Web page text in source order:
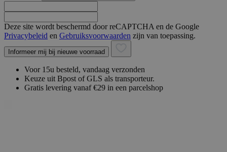
Deze site wordt beschermd door reCAPTCHA en de Google
Privacybeleid en Gebruiksvoorwaarden zijn van toepassing.
Informeer mij bij nieuwe voorraad
Voor 15u besteld, vandaag verzonden
Keuze uit Bpost of GLS als transporteur.
Gratis levering vanaf €29 in een parcelshop